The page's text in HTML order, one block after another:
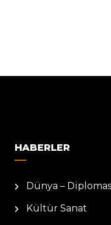
HABERLER
Dünya –
Kültür Sanat